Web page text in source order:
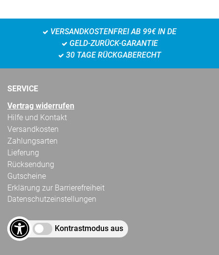
VERSANDKOSTENFREI AB 99€ IN DE
GELD-ZURÜCK-GARANTIE
30 TAGE RÜCKGABERECHT
SERVICE
Vertrag widerrufen
Hilfe und Kontakt
Versandkosten
Zahlungsarten
Lieferung
Rücksendung
Gutscheine
Erklärung zur Barrierefreiheit
Datenschutzeinstellungen
Kontrastmodus aus